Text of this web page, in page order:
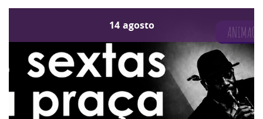
14 agosto